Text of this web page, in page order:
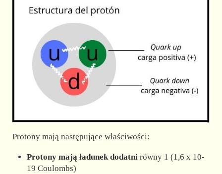
Protony mają następujące właściwości:
Protony mają ładunek dodatni równy 1 (1,6 x 10-
19 Coulombs)